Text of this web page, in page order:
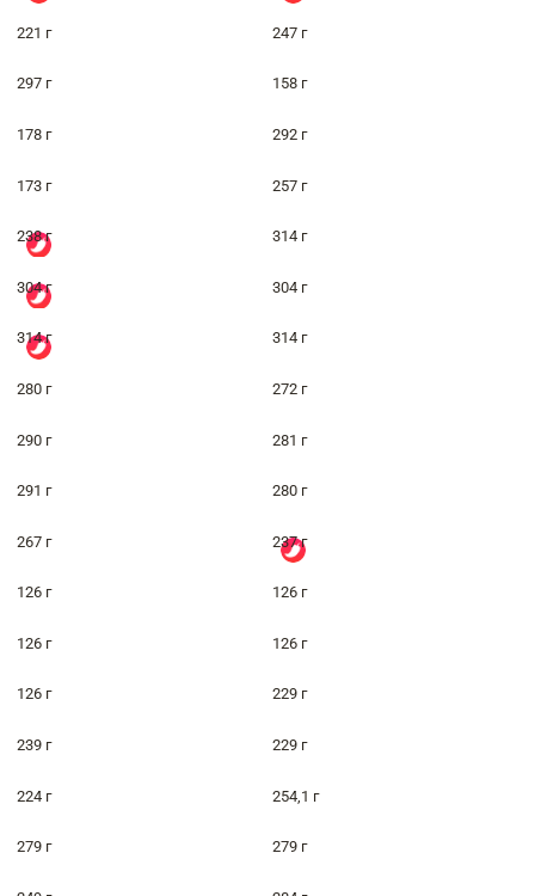
221 г 247 г
297 г 158 г
178 г 292 г
173 г 257 г
238 г 314 г
304 г 304 г
314 г 314 г
280 г 272 г
290 г 281 г
291 г 280 г
267 г 237 г
126 г 126 г
126 г 126 г
126 г 229 г
239 г 229 г
224 г 254,1 г
279 г 279 г